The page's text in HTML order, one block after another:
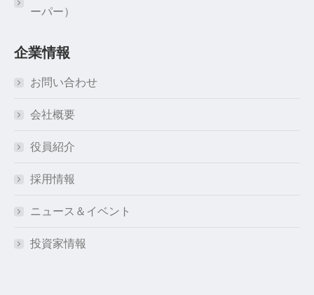
ーパー）
企業情報
お問い合わせ
会社概要
役員紹介
採用情報
ニュース＆イベント
投資家情報